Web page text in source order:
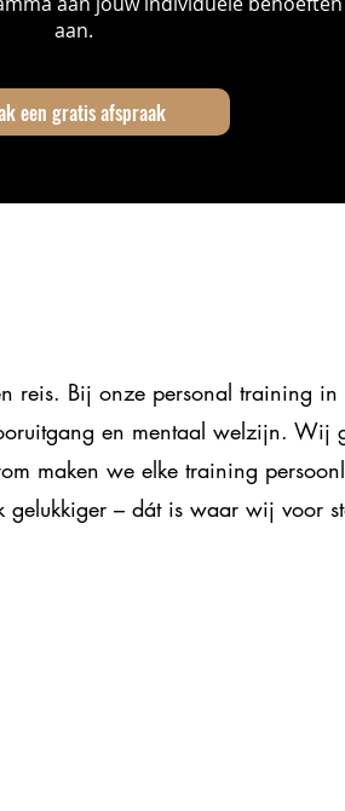
aan.
een gratis afspraak
reis. Bij onze personal training in
en mentaal welzijn. Wij
maken we elke training
– dát is waar wij voor